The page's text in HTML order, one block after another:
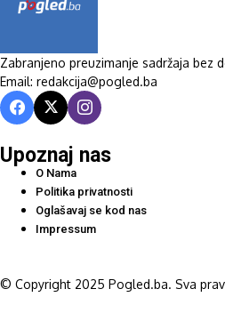
Zabranjeno preuzimanje sadržaja bez
Email: redakcija@pogled.ba
Upoznaj nas
O Nama
Politika privatnosti
Oglašavaj se kod nas
Impressum
© Copyright 2025 Pogled.ba. Sva